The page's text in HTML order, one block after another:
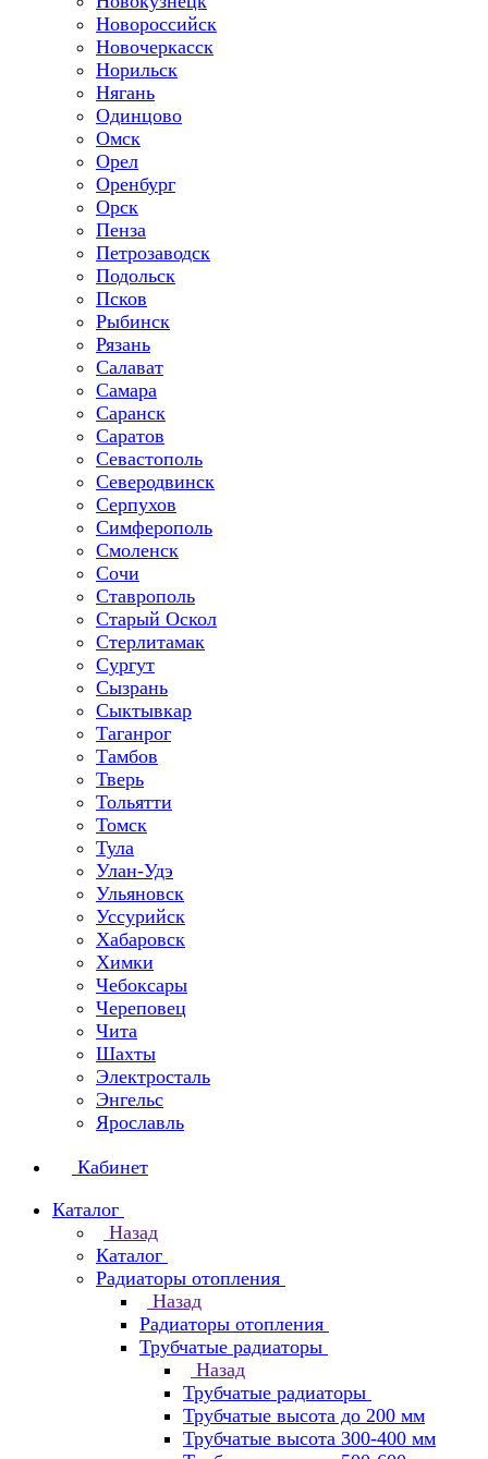
Новороссийск
Новочеркасск
Норильск
Нягань
Одинцово
Омск
Орел
Оренбург
Орск
Пенза
Петрозаводск
Подольск
Псков
Рыбинск
Рязань
Салават
Самара
Саранск
Саратов
Севастополь
Северодвинск
Серпухов
Симферополь
Смоленск
Сочи
Ставрополь
Старый Оскол
Стерлитамак
Сургут
Сызрань
Сыктывкар
Таганрог
Тамбов
Тверь
Тольятти
Томск
Тула
Улан-Удэ
Ульяновск
Уссурийск
Хабаровск
Химки
Чебоксары
Череповец
Чита
Шахты
Электросталь
Энгельс
Ярославль
Кабинет
Каталог
Назад
Каталог
Радиаторы отопления
Назад
Радиаторы отопления
Трубчатые радиаторы
Назад
Трубчатые радиаторы
Трубчатые высота до 200 мм
Трубчатые высота 300-400 мм